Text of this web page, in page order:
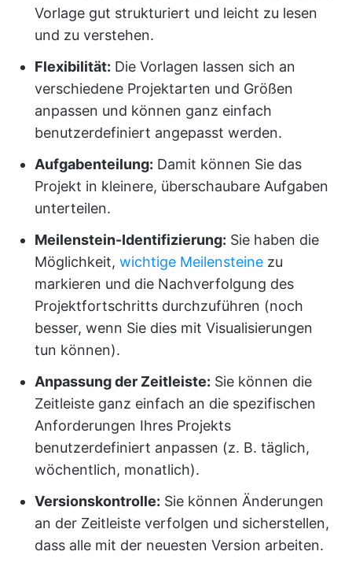
Vorlage gut strukturiert und leicht zu lesen
und zu verstehen.
Flexibilität: Die Vorlagen lassen sich an
verschiedene Projektarten und Größen
anpassen und können ganz einfach
benutzerdefiniert angepasst werden.
Aufgabenteilung: Damit können Sie das
Projekt in kleinere, überschaubare Aufgaben
unterteilen.
Meilenstein-Identifizierung: Sie haben die
Möglichkeit, wichtige Meilensteine zu
markieren und die Nachverfolgung des
Projektfortschritts durchzuführen (noch
besser, wenn Sie dies mit Visualisierungen
tun können).
Anpassung der Zeitleiste: Sie können die
Zeitleiste ganz einfach an die spezifischen
Anforderungen Ihres Projekts
benutzerdefiniert anpassen (z. B. täglich,
wöchentlich, monatlich).
Versionskontrolle: Sie können Änderungen
an der Zeitleiste verfolgen und sicherstellen,
dass alle mit der neuesten Version arbeiten.